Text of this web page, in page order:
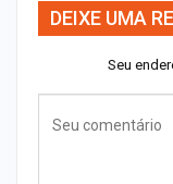
DEIXE UMA
Seu